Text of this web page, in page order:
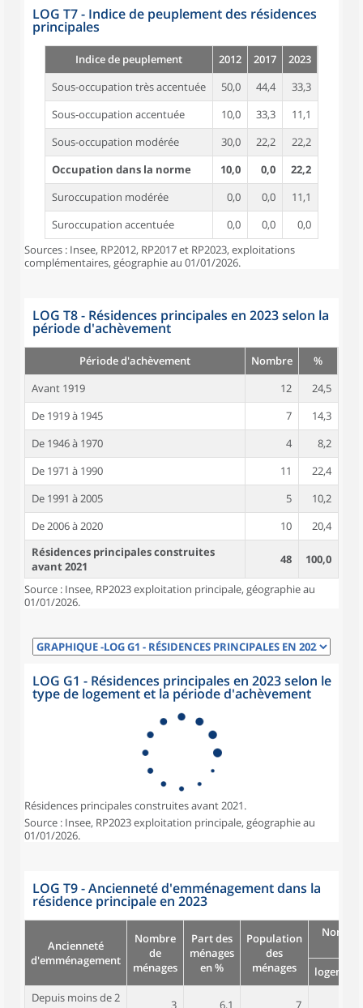
LOG T7 - Indice de peuplement des résidences
principales
Indice de peuplement 2012 2017
2023
Sous-occupation très accentuée
50,0 44,4
33,3
Sous-occupation accentuée
10,0 33,3
11,1
Sous-occupation modérée
30,0 22,2
22,2
Occupation dans la norme
10,0 0,0
22,2
Suroccupation modérée
0,0 0,0
11,1
Suroccupation accentuée
0,0 0,0
0,0
Sources : Insee, RP2012, RP2017 et RP2023, exploitations
complémentaires, géographie au 01/01/2026.
LOG T8 - Résidences principales en 2023 selon la
période d'achèvement
Période d'achèvement Nombre
%
Avant 1919
12
24,5
De 1919 à 1945
7
14,3
De 1946 à 1970
4
8,2
De 1971 à 1990
11
22,4
De 1991 à 2005
5
10,2
De 2006 à 2020
10
20,4
Résidences principales construites
avant 2021
48 100,0
Source : Insee, RP2023 exploitation principale, géographie au
01/01/2026.
LOG G1 - Résidences principales en 2023 selon le
type de logement et la période d'achèvement
Résidences principales construites avant 2021.
Source : Insee, RP2023 exploitation principale, géographie au
01/01/2026.
LOG T9 - Ancienneté d'emménagement dans la
résidence principale en 2023
Ancienneté
d'emménagement
Nombre
de
ménages
Part des
ménages
en %
Population
des
ménages
logement
Depuis moins de 2
3 6,1 7